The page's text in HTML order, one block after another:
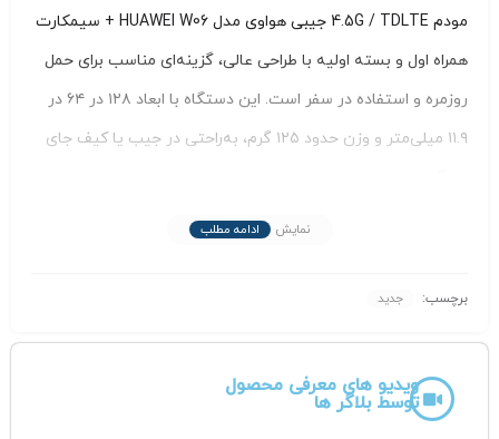
مودم 4.5G / TDLTE جیبی هواوی مدل HUAWEI W06 + سیمکارت
همراه اول و بسته اولیه با طراحی عالی، گزینه‌ای مناسب برای حمل
روزمره و استفاده در سفر است. این دستگاه با ابعاد ۱۲۸ در ۶۴ در
۱۱.۹ میلی‌متر و وزن حدود ۱۲۵ گرم، به‌راحتی در جیب یا کیف جای
بدنه آن از پلاستیک با پرداخت مات ساخته شده که علاوه بر
رایج این مودم مشکی است، هرچند در برخی نسخه‌ها ممکن است
تعبیه شده که اطلاعات مهمی مانند سطح سیگنال، وضعیت باتری،
نمایش ادامه مطلب
برچسب: جدید
ویدیو های معرفی محصول
توسط بلاگر ها